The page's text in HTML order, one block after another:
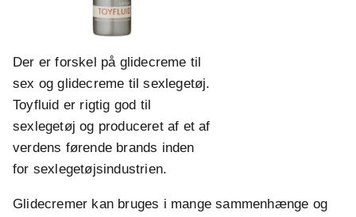
Der er forskel på glidecreme til
sex og glidecreme til sexlegetøj.
Toyfluid er rigtig god til
sexlegetøj og produceret af et af
verdens førende brands inden
for sexlegetøjsindustrien.
Glidecremer kan bruges i mange sammenhænge og